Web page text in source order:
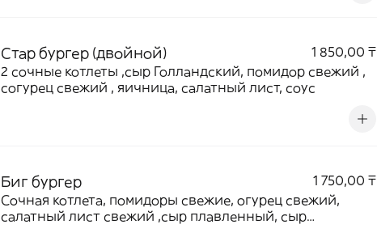
Стар бургер (двойной)
1 850,00 ₸
2 сочные котлеты ,сыр Голландский, помидор свежий ,
согурец свежий , яичница, салатный лист, соус
Биг бургер
1 750,00 ₸
Сочная котлета, помидоры свежие, огурец свежий,
салатный лист свежий ,сыр плавленный, сыр